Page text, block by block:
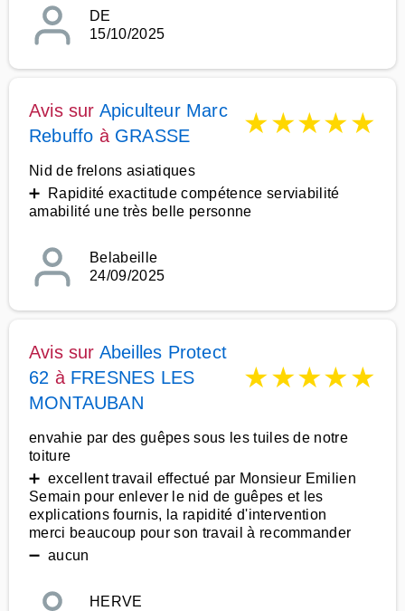
DE
15/10/2025
Avis sur Apiculteur Marc
Rebuffo à GRASSE ★★★★★
Nid de frelons asiatiques
➕ Rapidité exactitude compétence serviabilité
amabilité une très belle personne
Belabeille
24/09/2025
Avis sur Abeilles Protect
62 à FRESNES LES
MONTAUBAN
★★★★★
envahie par des guêpes sous les tuiles de notre
toiture
➕ excellent travail effectué par Monsieur Emilien
Semain pour enlever le nid de guêpes et les
explications fournis, la rapidité d'intervention
merci beaucoup pour son travail à recommander
➖ aucun
HERVE